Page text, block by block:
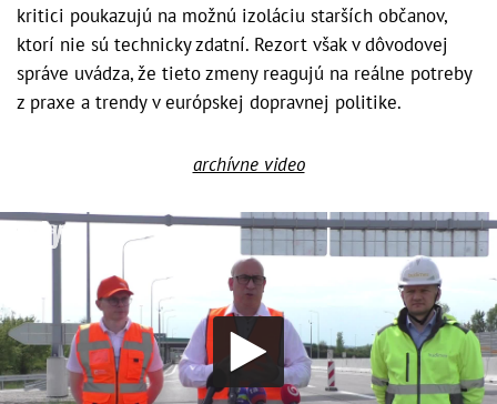
kritici poukazujú na možnú izoláciu starších občanov,
ktorí nie sú technicky zdatní. Rezort však v dôvodovej
správe uvádza, že tieto zmeny reagujú na reálne potreby
z praxe a trendy v európskej dopravnej politike.
archívne video